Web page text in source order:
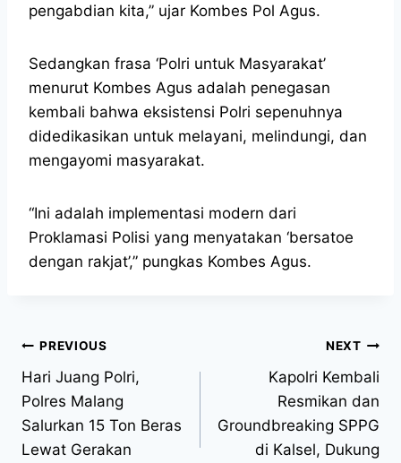
pengabdian kita,” ujar Kombes Pol Agus.
Sedangkan frasa ‘Polri untuk Masyarakat’
menurut Kombes Agus adalah penegasan
kembali bahwa eksistensi Polri sepenuhnya
didedikasikan untuk melayani, melindungi, dan
mengayomi masyarakat.
“Ini adalah implementasi modern dari
Proklamasi Polisi yang menyatakan ‘bersatoe
dengan rakjat’,” pungkas Kombes Agus.
PREVIOUS
Hari Juang Polri,
Polres Malang
Salurkan 15 Ton Beras
Lewat Gerakan
NEXT
Kapolri Kembali
Resmikan dan
Groundbreaking SPPG
di Kalsel, Dukung